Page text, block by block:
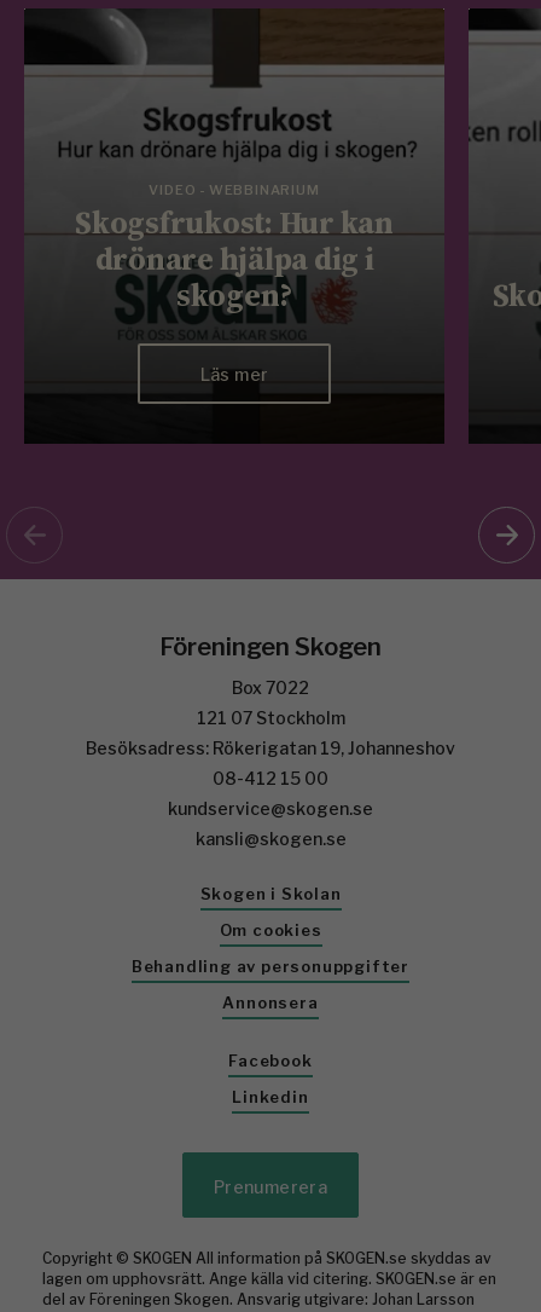
VIDEO - WEBBINARIUM
Skogsfrukost: Hur kan
drönare hjälpa dig i
skogen?
Läs mer
Föreningen Skogen
Box 7022
121 07 Stockholm
Besöksadress: Rökerigatan 19, Johanneshov
08-412 15 00
kundservice@skogen.se
kansli@skogen.se
Skogen i Skolan
Om cookies
Behandling av personuppgifter
Annonsera
Facebook
Linkedin
Prenumerera
Copyright © SKOGEN All information på SKOGEN.se skyddas av
lagen om upphovsrätt. Ange källa vid citering. SKOGEN.se är en
del av Föreningen Skogen. Ansvarig utgivare: Johan Larsson